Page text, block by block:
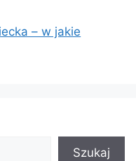
– w jakie
Szukaj